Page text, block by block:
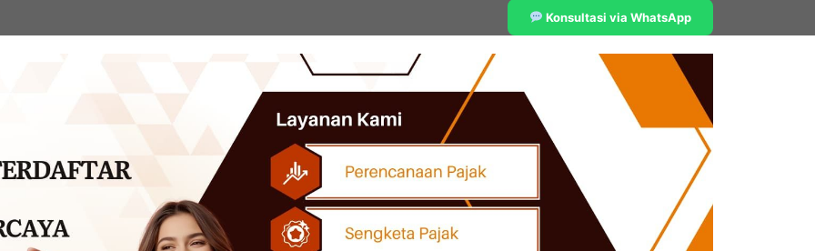
Konsultasi via WhatsApp